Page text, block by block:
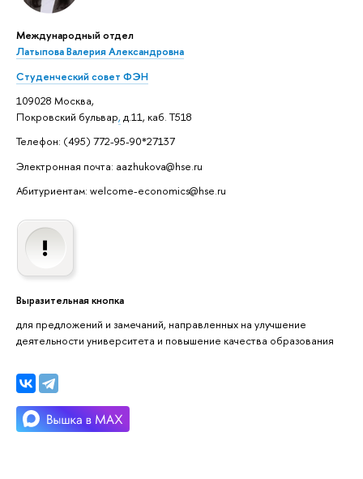
Международный отдел
Латыпова Валерия Александровна
Студенческий совет ФЭН
109028 Москва,
Покровский бульвар, д.11, каб. Т518
Телефон: (495) 772-95-90*27137
Электронная почта: aazhukova@hse.ru
Абитуриентам: welcome-economics@hse.ru
Выразительная кнопка
для предложений и замечаний, направленных на улучшение
деятельности университета и повышение качества образования